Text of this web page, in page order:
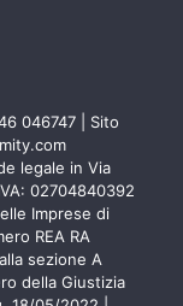
046747 | Sito
legale in Via
02704840392
Imprese di
REA RA
sezione A
della Giustizia